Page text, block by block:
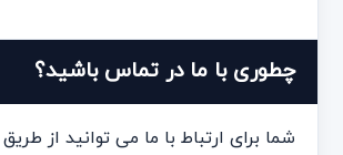
چطوری با ما در تماس باشید؟
شما برای ارتباط با ما می توانید از